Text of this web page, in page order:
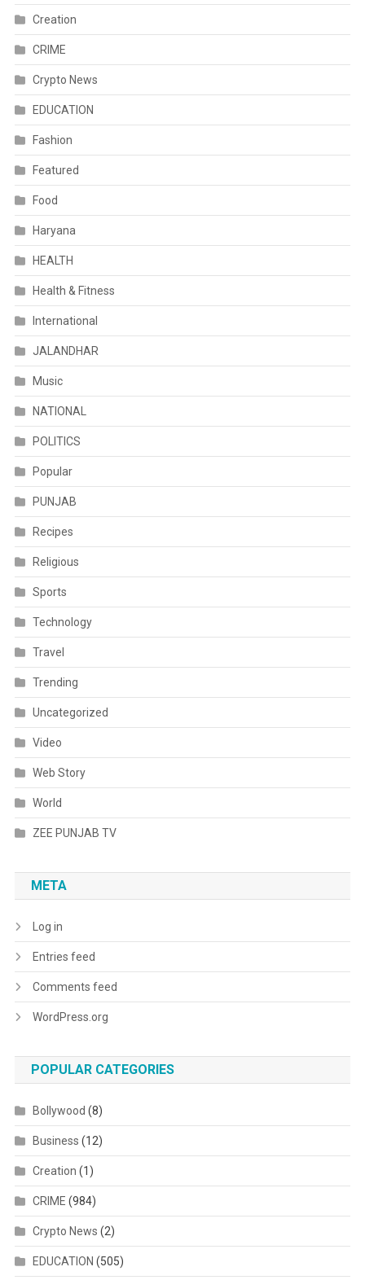
Creation
CRIME
Crypto News
EDUCATION
Fashion
Featured
Food
Haryana
HEALTH
Health & Fitness
International
JALANDHAR
Music
NATIONAL
POLITICS
Popular
PUNJAB
Recipes
Religious
Sports
Technology
Travel
Trending
Uncategorized
Video
Web Story
World
ZEE PUNJAB TV
META
Log in
Entries feed
Comments feed
WordPress.org
POPULAR CATEGORIES
Bollywood (8)
Business (12)
Creation (1)
CRIME (984)
Crypto News (2)
EDUCATION (505)